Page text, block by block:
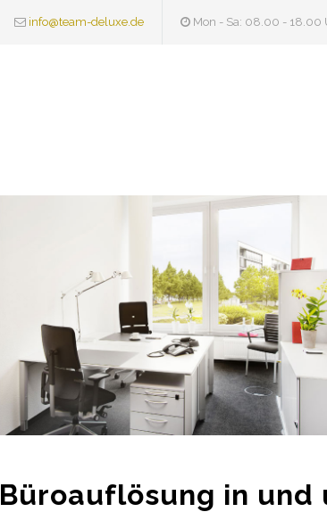
info@team-deluxe.de Mon - Sa: 08.00 - 18.00
Büroauflösung in und